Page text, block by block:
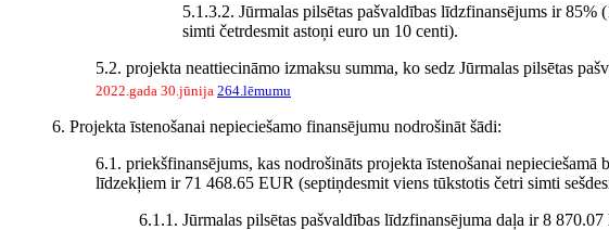
5.1.3.2. Jūrmalas pilsētas pašvaldības līdzfinansējums ir
simti četrdesmit astoņi euro un 10 centi).
5.2. projekta neattiecināmo izmaksu summa, ko sedz Jūrmalas pilsētas
2022.gada 30.jūnija 264.lēmumu
6. Projekta īstenošanai nepieciešamo finansējumu nodrošināt šādi:
6.1. priekšfinansējums, kas nodrošināts projekta īstenošanai
līdzekļiem ir 71 468.65 EUR (septiņdesmit viens tūkstotis četri simti
6.1.1. Jūrmalas pilsētas pašvaldības līdzfinansējuma daļa ir 8